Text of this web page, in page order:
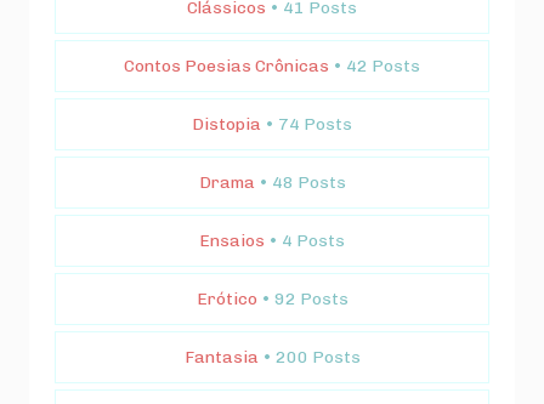
Clássicos • 41 Posts
Contos Poesias Crônicas • 42 Posts
Distopia • 74 Posts
Drama • 48 Posts
Ensaios • 4 Posts
Erótico • 92 Posts
Fantasia • 200 Posts